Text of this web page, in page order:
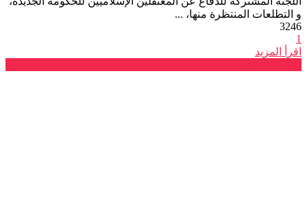
و التطلعات المنتظرة منها، ...
3246
1
اقرأ المزيد